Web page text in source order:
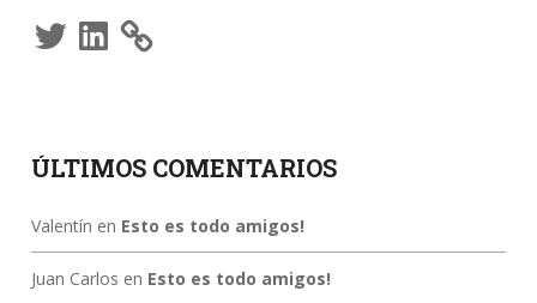
TwitterLinkedIn
ÚLTIMOS COMENTARIOS
Valentín en Esto es todo amigos!
Juan Carlos en Esto es todo amigos!